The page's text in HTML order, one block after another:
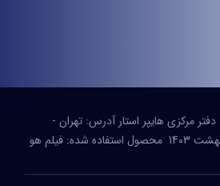
مرکزی هایپر استار آدرس: تهران -
فیلم هو